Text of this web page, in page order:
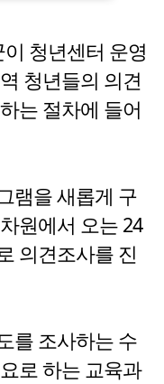
청년센터 운영
청년들의 의견
는 절차에 들어
램을 새롭게 구
원에서 오는 24
의견조사를 진
를 조사하는 수
로 하는 교육과